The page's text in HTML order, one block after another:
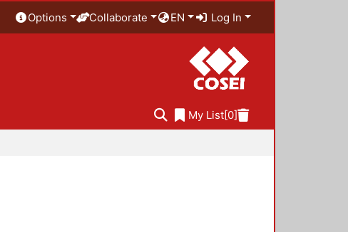
Options Collaborate EN Log In
My List[0]